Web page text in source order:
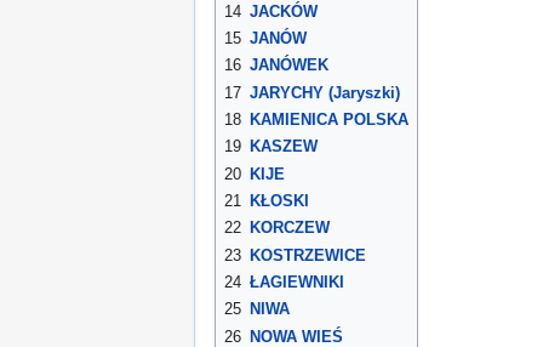
14 JACKÓW
15 JANÓW
16 JANÓWEK
17 JARYCHY (Jaryszki)
18 KAMIENICA POLSKA
19 KASZEW
20 KIJE
21 KŁOSKI
22 KORCZEW
23 KOSTRZEWICE
24 ŁAGIEWNIKI
25 NIWA
26 NOWA WIEŚ